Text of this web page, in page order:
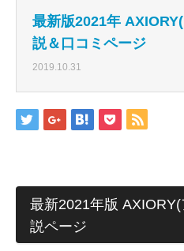
最新版2021年
説＆口コミページ
2019.10.31
最新2021年版
説ページ